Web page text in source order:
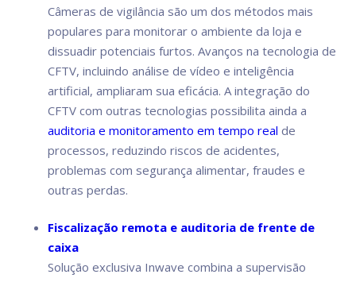
Câmeras de vigilância são um dos métodos mais
populares para monitorar o ambiente da loja e
dissuadir potenciais furtos. Avanços na tecnologia de
CFTV, incluindo análise de vídeo e inteligência
artificial, ampliaram sua eficácia. A integração do
CFTV com outras tecnologias possibilita ainda a
auditoria e monitoramento em tempo real de
processos, reduzindo riscos de acidentes,
problemas com segurança alimentar, fraudes e
outras perdas.
Fiscalização remota e auditoria de frente de
caixa
Solução exclusiva Inwave combina a supervisão